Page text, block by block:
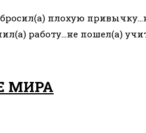
бросил(а) плохую
работу…не пошел(а)
МИРА